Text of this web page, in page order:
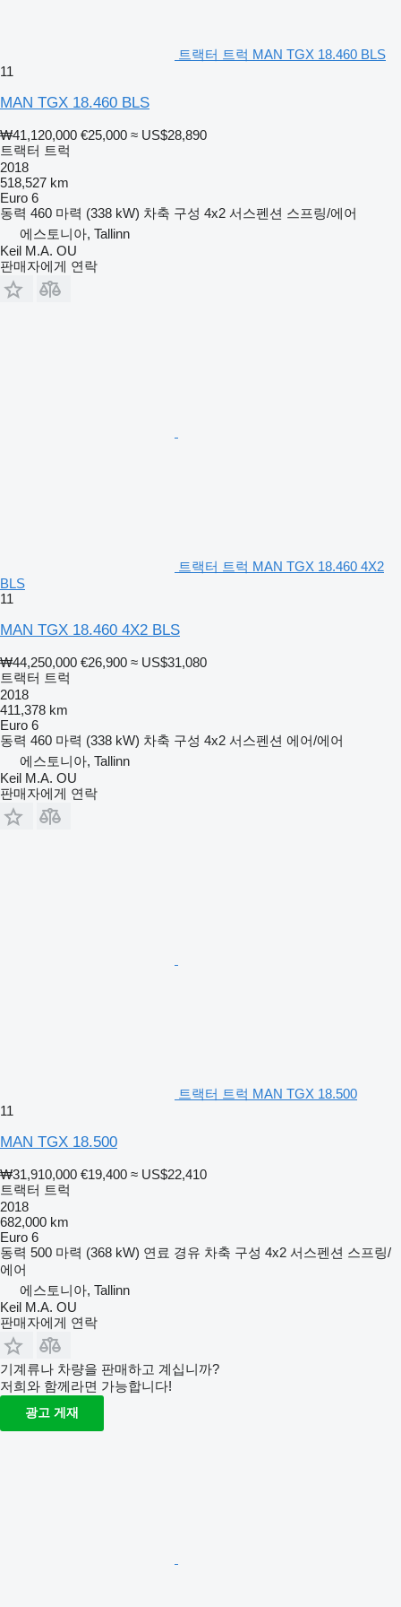
Other dimensions and weights
GVW: 18.000 kg
Fuel tank: 580l
Fuel tank 2: 580l
AdBlue tank: 80l
Wheel base: 3.600 mm
트랙터 트럭 MAN TGX 18.460 BLS
11
MAN TGX 18.460 BLS
₩41,120,000 €25,000 ≈ US$28,890
트랙터 트럭
2018
518,527 km
Euro 6
동력 460 마력 (338 kW) 차축 구성 4x2 서스펜션 스프링/에어
에스토니아, Tallinn
Keil M.A. OU
판매자에게 연락
트랙터 트럭 MAN TGX 18.460 4X2
BLS
11
MAN TGX 18.460 4X2 BLS
₩44,250,000 €26,900 ≈ US$31,080
트랙터 트럭
2018
411,378 km
Euro 6
동력 460 마력 (338 kW) 차축 구성 4x2 서스펜션 에어/에어
에스토니아, Tallinn
Keil M.A. OU
판매자에게 연락
트랙터 트럭 MAN TGX 18.500
11
MAN TGX 18.500
₩31,910,000 €19,400 ≈ US$22,410
트랙터 트럭
2018
682,000 km
Euro 6
동력 500 마력 (368 kW) 연료 경유 차축 구성 4x2 서스펜션 스프링/
에어
에스토니아, Tallinn
Keil M.A. OU
판매자에게 연락
기계류나 차량을 판매하고 계십니까?
저희와 함께라면 가능합니다!
광고 게재